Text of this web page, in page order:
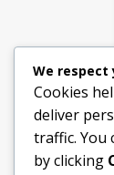
We respect
Cookies
deliver
traffic. You
by clicking